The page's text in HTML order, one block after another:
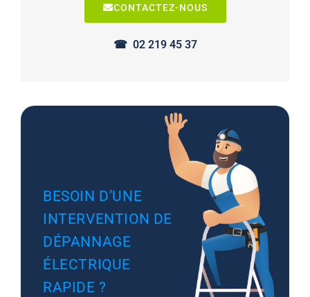
CONTACTEZ-NOUS
☎︎ 02 219 45 37
BESOIN D’UNE
INTERVENTION DE
DÉPANNAGE
ÉLECTRIQUE
RAPIDE ?